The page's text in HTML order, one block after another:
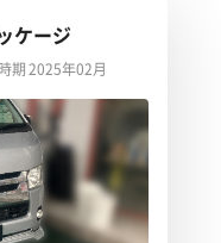
ケージ
期 2025年02月